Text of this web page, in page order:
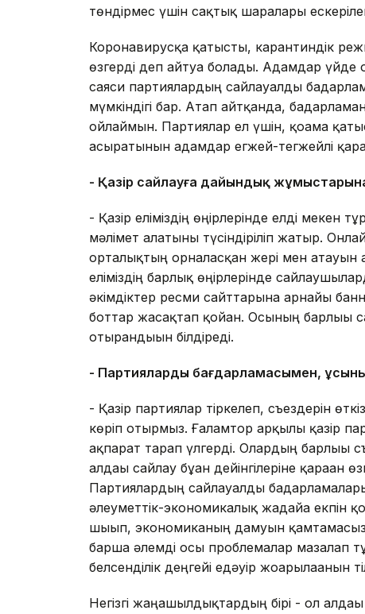
төндірмес үшін сақтық шаралары
Коронавирусқа қатысты, карантиндік
өзгерді деп айтуға болады. Адамдар
саяси партиялардың сайлауалды
мүмкіндігі бар. Атап айтқанда,
ойлаймын. Партиялар ел үшін, қоғамға
асыратынын адамдар егжей-тегжейлі
- Қазір сайлауға дайындық
- Қазір еліміздің өңірлерінде елді мекен
мәлімет алатыны түсіндіріліп жатыр.
орталықтың орналасқан жері мен атауын
еліміздің барлық өңірлерінде
әкімдіктер ресми сайттарына арнайы
боттар жасақтап қойған. Осының
отырғандығын білдіреді.
- Партиялардың бағдарламасымен,
- Қазір партиялар тіркелеп, съездерін
көріп отырмыз. Ғаламтор арқылы қазір
ақпарат тарап үлгерді. Олардың барлығы
алдағы сайлау бұған дейінгілеріне
Партиялардың сайлауалды
әлеуметтік-экономикалық жағдайға
шығып, экономиканың дамуын қамтамасыз
барша әлемді осы проблемалар мазалап
белсенділік деңгейі едәуір жоғарылағанын
Негізгі жаңашылдықтардың бірі - ол